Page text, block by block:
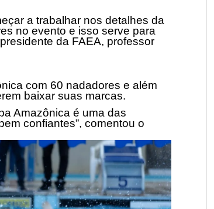
a trabalhar nos detalhes da
no evento e isso serve para
da FAEA, professor
com 60 nadadores e além
baixar suas marcas.
Amazônica é uma das
confiantes”, comentou o